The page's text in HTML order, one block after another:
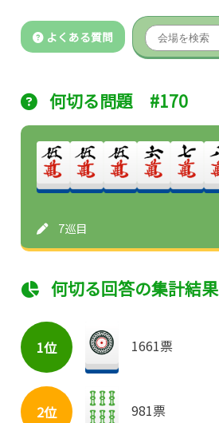
よくある質問
何切る問題 #170
7巡目
何切る回答の集計結果
1位 1661票
2位 981票